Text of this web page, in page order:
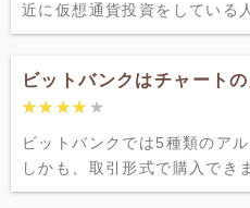
近に仮想通貨投資をしている
ビットバンクはチャート
★★★★★
★★★★★
ビットバンクでは5種類のア
しかも、取引形式で購入でき